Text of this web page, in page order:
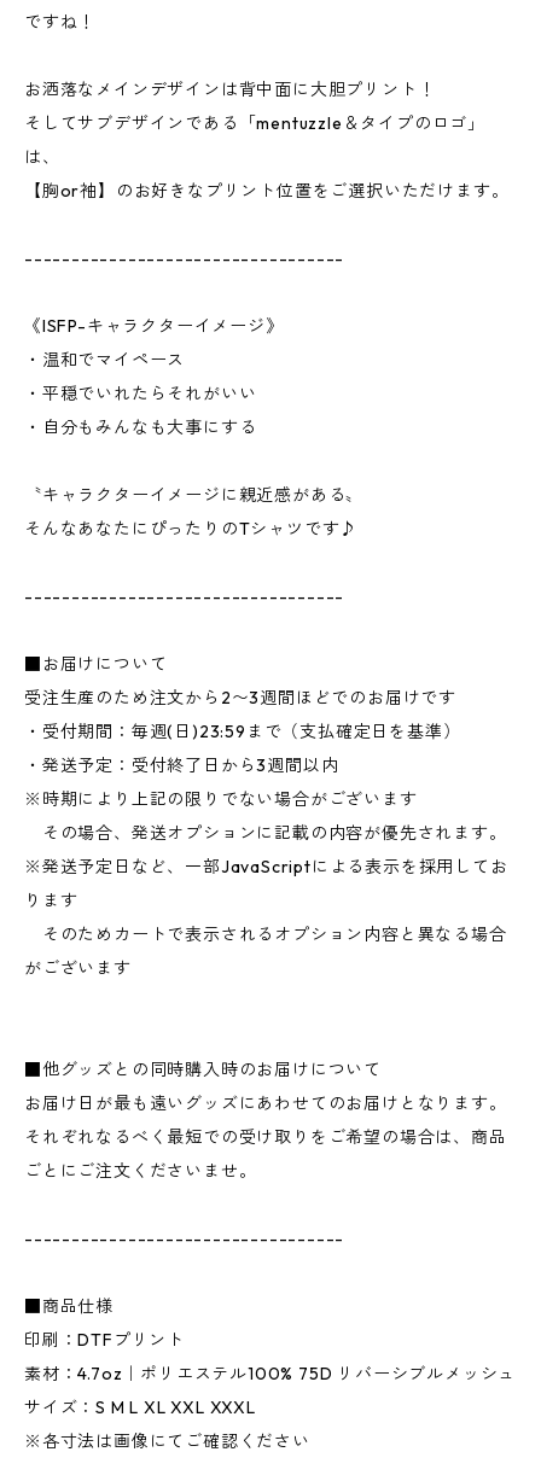
ですね！
お洒落なメインデザインは背中面に大胆プリント！
そしてサブデザインである「mentuzzle＆タイプのロゴ」
は、
【胸or袖】のお好きなプリント位置をご選択いただけます。
----------------------------------
《ISFP-キャラクターイメージ》
・温和でマイペース
・平穏でいれたらそれがいい
・自分もみんなも大事にする
〝キャラクターイメージに親近感がある〟
そんなあなたにぴったりのTシャツです♪
----------------------------------
■お届けについて
受注生産のため注文から2〜3週間ほどでのお届けです
・受付期間：毎週(日)23:59まで（支払確定日を基準）
・発送予定：受付終了日から3週間以内
※時期により上記の限りでない場合がございます
その場合、発送オプションに記載の内容が優先されます。
※発送予定日など、一部JavaScriptによる表示を採用してお
ります
そのためカートで表示されるオプション内容と異なる場合
がございます
■他グッズとの同時購入時のお届けについて
お届け日が最も遠いグッズにあわせてのお届けとなります。
それぞれなるべく最短での受け取りをご希望の場合は、商品
ごとにご注文くださいませ。
----------------------------------
■商品仕様
印刷：DTFプリント
素材：4.7oz｜ポリエステル100% 75D リバーシブルメッシュ
サイズ：S M L XL XXL XXXL
※各寸法は画像にてご確認ください